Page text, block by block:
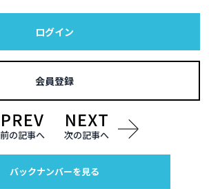
ログイン
会員登録
前の記事へ 次の記事へ
バックナンバーを見る